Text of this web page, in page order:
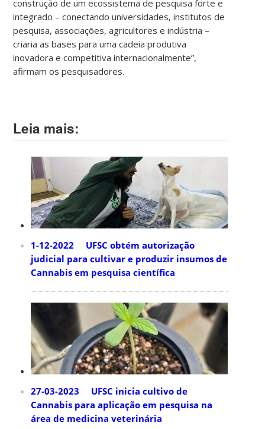
construção de um ecossistema de pesquisa forte e
integrado – conectando universidades, institutos de
pesquisa, associações, agricultores e indústria –
criaria as bases para uma cadeia produtiva
inovadora e competitiva internacionalmente”,
afirmam os pesquisadores.
Leia mais:
1-12-2022 UFSC obtém autorização
judicial para cultivar e produzir insumos de
Cannabis em pesquisa científica
27-03-2023 UFSC inicia cultivo de
Cannabis para aplicação em pesquisa na
área de medicina veterinária